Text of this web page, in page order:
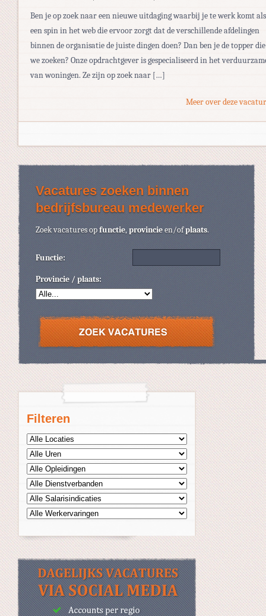
Filteren
Ben je op zoek naar een nieuwe uitdaging waarbij je te werk komt als
een spin in het web die ervoor zorgt dat de verschillende afdelingen
binnen de organisatie de juiste dingen doen? Dan ben je de topper die
we zoeken? Onze opdrachtgever is gespecialiseerd in het
van woningen. Ze zijn op zoek naar […]
Meer over deze
Vacatures zoeken binnen
bedrijfsbureau medewerker
Zoek vacatures opfunctie,provincieen/ofplaats.
Functie:
Provincie / plaats: